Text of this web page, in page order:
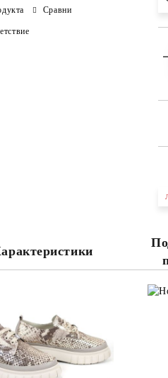
Сравни